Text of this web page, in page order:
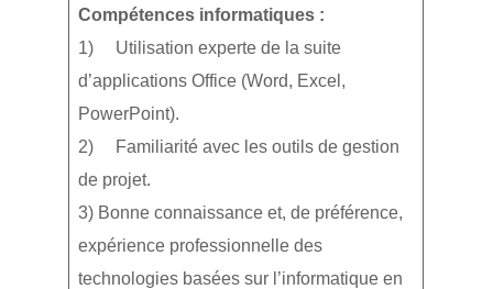
Compétences informatiques :
1) Utilisation experte de la suite
d’applications Office (Word, Excel,
PowerPoint).
2) Familiarité avec les outils de gestion
de projet.
3) Bonne connaissance et, de préférence,
expérience professionnelle des
technologies basées sur l’informatique en